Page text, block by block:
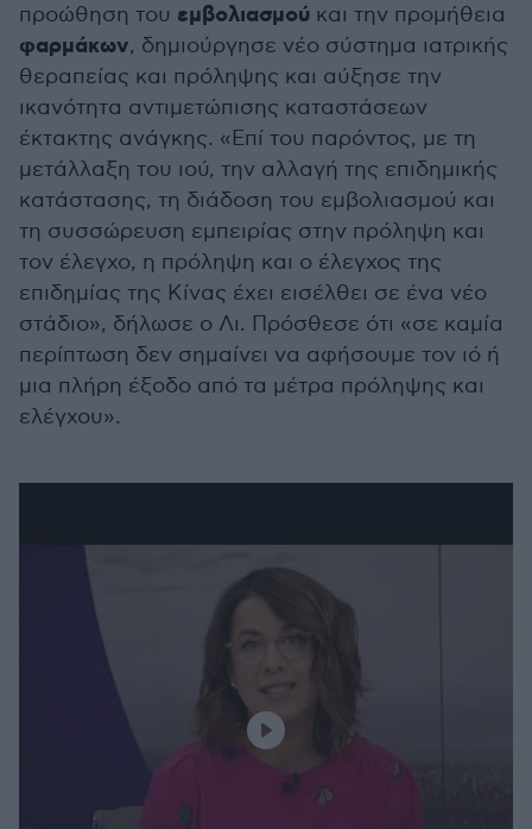
προώθηση του εμβολιασμού και την προμήθεια
φαρμάκων, δημιούργησε νέο σύστημα ιατρικής
θεραπείας και πρόληψης και αύξησε την
ικανότητα αντιμετώπισης καταστάσεων
έκτακτης ανάγκης. «Επί του παρόντος, με τη
μετάλλαξη του ιού, την αλλαγή της επιδημικής
κατάστασης, τη διάδοση του εμβολιασμού και
τη συσσώρευση εμπειρίας στην πρόληψη και
τον έλεγχο, η πρόληψη και ο έλεγχος της
επιδημίας της Κίνας έχει εισέλθει σε ένα νέο
στάδιο», δήλωσε ο Λι. Πρόσθεσε ότι «σε καμία
περίπτωση δεν σημαίνει να αφήσουμε τον ιό ή
μια πλήρη έξοδο από τα μέτρα πρόληψης και
ελέγχου».